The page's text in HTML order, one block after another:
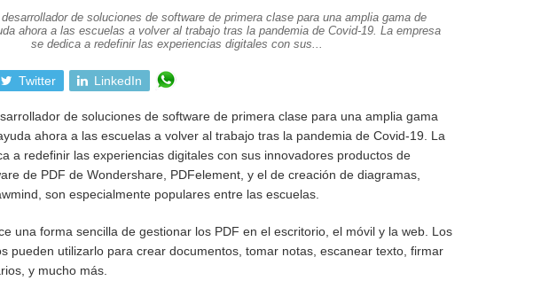
de soluciones de software de primera clase para una amplia gama de
ahora a las escuelas a volver al trabajo tras la pandemia de Covid-19. La empresa
se dedica a redefinir las experiencias digitales con sus...
Twitter LinkedIn
de soluciones de software de primera clase para una amplia gama
ahora a las escuelas a volver al trabajo tras la pandemia de Covid-19. La
a redefinir las experiencias digitales con sus innovadores productos de
de PDF de Wondershare, PDFelement, y el de creación de diagramas,
son especialmente populares entre las escuelas.
una forma sencilla de gestionar los PDF en el escritorio, el móvil y la web. Los
pueden utilizarlo para crear documentos, tomar notas, escanear texto, firmar
y mucho más.